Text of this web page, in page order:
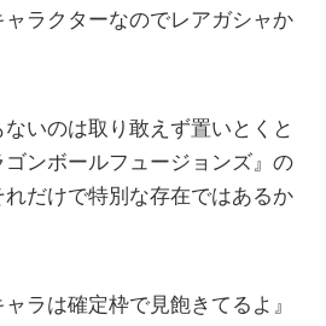
ラクターなのでレアガシャか
いのは取り敢えず置いとくと
ンボールフュージョンズ』の
だけで特別な存在ではあるか
ャラは確定枠で見飽きてるよ』